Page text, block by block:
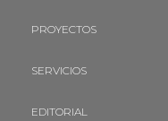
PROYECTOS
SERVICIOS
EDITORIAL